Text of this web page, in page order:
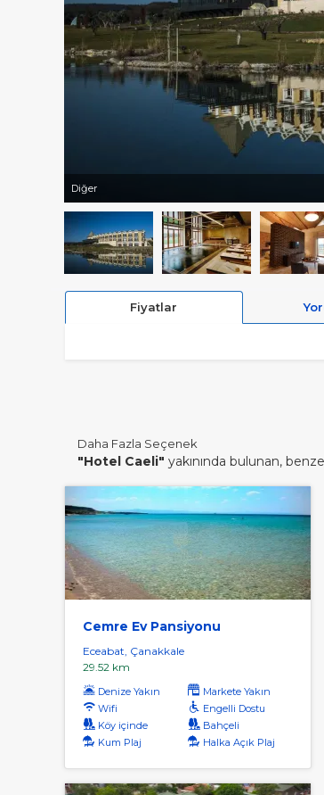
Diğer
Fiyatlar
Daha Fazla Seçenek
"Hotel Caeli" yakınında bulunan,
Cemre Ev Pansiyonu
Eceabat, Çanakkale
29.52 km
Denize Yakın
Markete Yakın
Wifi
Engelli Dostu
Köy içinde
Bahçeli
Kum Plaj
Halka Açık Plaj